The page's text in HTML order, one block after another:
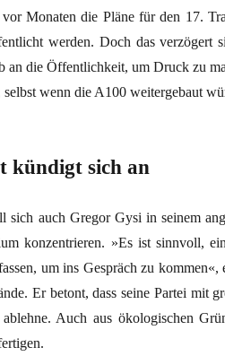
Monaten die Pläne für den 17.
werden. Doch das verzögert
an die Öffentlichkeit, um Druck zu
selbst wenn die A100 weitergebaut
kündigt sich an
sich auch Gregor Gysi in seinem
konzentrieren. »Es ist sinnvoll,
um ins Gespräch zu
Er betont, dass seine Partei mit
Auch aus ökologischen